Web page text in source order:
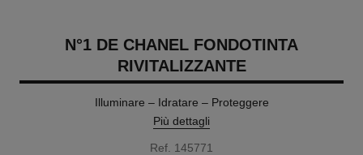
N°1 DE CHANEL FONDOTINTA
RIVITALIZZANTE
Illuminare – Idratare – Proteggere
Più dettagli
Ref. 145771